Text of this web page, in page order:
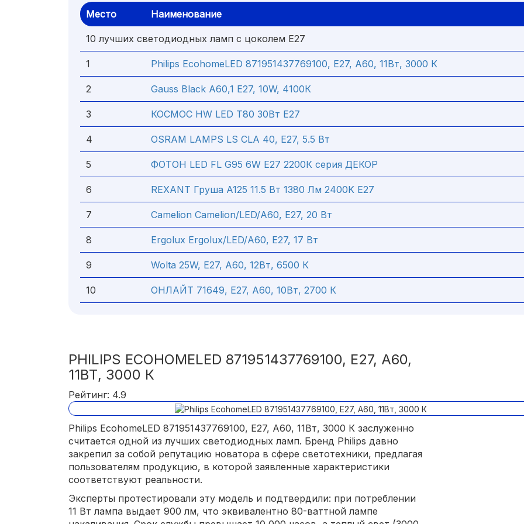
Место Наименование
10 лучших светодиодных ламп с цоколем Е27
1 Philips EcohomeLED 871951437769100, E27, A60, 11Вт, 3000 К
2 Gauss Black A60,1 E27, 10W, 4100К
3 КОСМОС HW LED Т80 30Вт Е27
4 OSRAM LAMPS LS CLA 40, E27, 5.5 Вт
5 ФОТОН LED FL G95 6W E27 2200К серия ДЕКОР
6 REXANT Груша A125 11.5 Вт 1380 Лм 2400K E27
7 Camelion Camelion/LED/A60, E27, 20 Вт
8 Ergolux Ergolux/LED/A60, E27, 17 Вт
9 Wolta 25W, E27, A60, 12Вт, 6500 К
10 ОНЛАЙТ 71649, E27, A60, 10Вт, 2700 К
PHILIPS ECOHOMELED 871951437769100, E27, A60,
11ВТ, 3000 К
Рейтинг: 4.9
Philips EcohomeLED 871951437769100, E27, A60, 11Вт, 3000 К заслуженно
считается одной из лучших светодиодных ламп. Бренд Philips давно
закрепил за собой репутацию новатора в сфере светотехники, предлагая
пользователям продукцию, в которой заявленные характеристики
соответствуют реальности.
Эксперты протестировали эту модель и подтвердили: при потреблении
11 Вт лампа выдает 900 лм, что эквивалентно 80-ваттной лампе